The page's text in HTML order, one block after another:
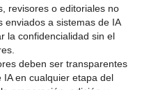
revisores o editoriales no
enviados a sistemas de IA
la confidencialidad sin el
deben ser transparentes
en cualquier etapa del